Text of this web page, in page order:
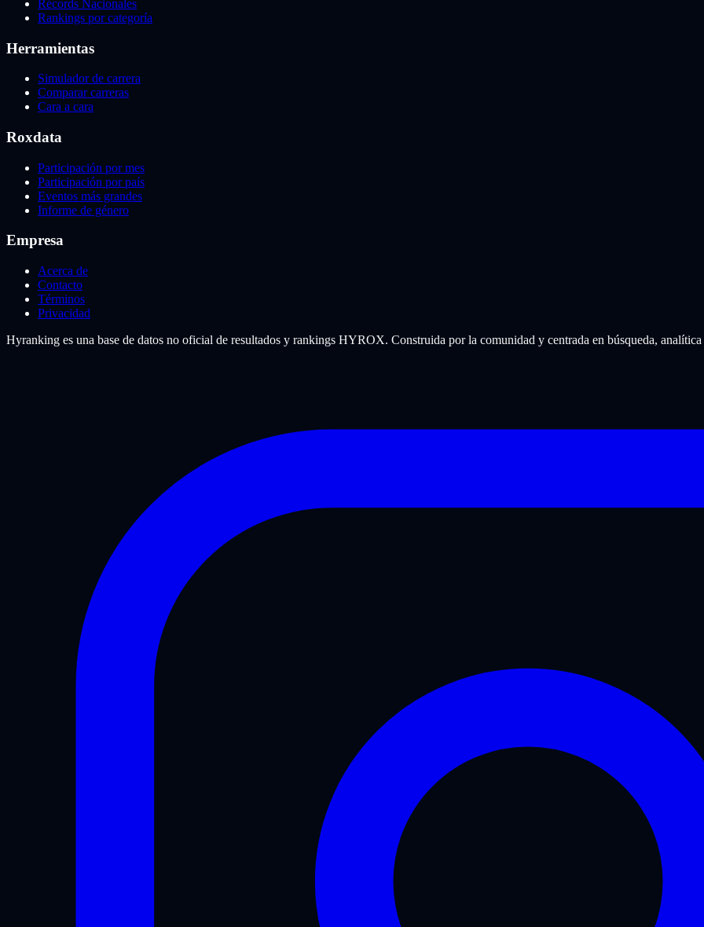
Récords Nacionales
Rankings por categoría
Herramientas
Simulador de carrera
Comparar carreras
Cara a cara
Roxdata
Participación por mes
Participación por país
Eventos más grandes
Informe de género
Empresa
Acerca de
Contacto
Términos
Privacidad
Hyranking es una base de datos no oficial de resultados y rankings HYROX. Construida por la comunidad y centrada en búsqueda, analítica